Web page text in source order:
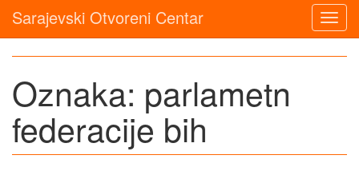
Sarajevski Otvoreni Centar
Oznaka: parlametn
federacije bih